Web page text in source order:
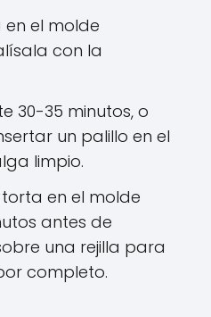
el molde
con la
30-35 minutos, o
un palillo en el
limpio.
en el molde
antes de
una rejilla para
completo.